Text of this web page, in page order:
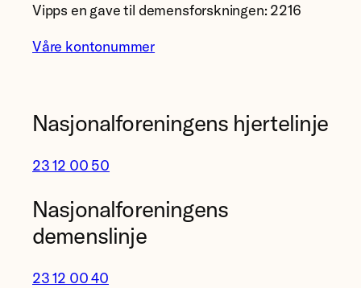
Vipps en gave til demensforskningen: 2216
Våre kontonummer
Nasjonalforeningens hjertelinje
23 12 00 50
Nasjonalforeningens
demenslinje
23 12 00 40